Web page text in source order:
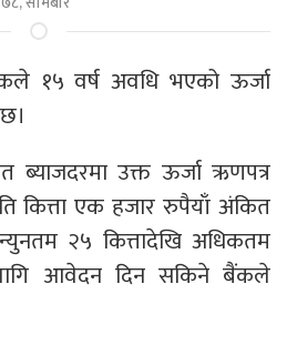
१५ वर्ष अवधि भएको ऊर्जा
ब्याजदरमा उक्त ऊर्जा ऋणपत्र
कित्ता एक हजार रुपैयाँ अं‌कित
२५ कित्तादेखि अधिकतम
लागि आवेदन दिन सकिने बैंकले